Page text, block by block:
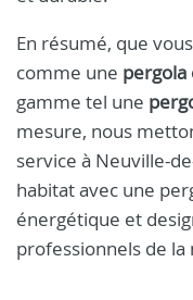
En résumé, que
comme une pergola
gamme tel une
mesure, nous
service à Neuville-
habitat avec une
énergétique et
professionnels de